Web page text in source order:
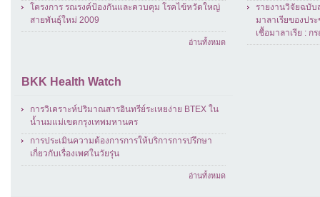
โครงการ รณรงค์ป้องกันและควบคุม โรคไข้หวัดใหญ่
สายพันธุ์ใหม่ 2009
อ่านทั้งหมด
รายงานวิจัยฉบั
มาลาเรียของปร
เชื้อมาลาเรีย :
BKK Health Watch
การวิเคราะห์ปริมาณสารอินทรีย์ระเหยง่าย BTEX ใน
น้ำนมแม่เขตกรุงเทพมหานคร
การประเมินความต้องการการให้บริการการปรึกษา
เกี่ยวกับเรื่องเพศในวัยรุ่น
อ่านทั้งหมด